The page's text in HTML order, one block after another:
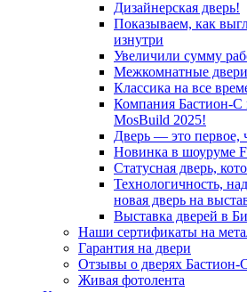
Дизайнерская дверь!
Показываем, как
изнутри
Увеличили сумму
Межкомнатные
Классика на все
Компания Бастион-С
MosBuild 2025!
Дверь — это первое,
Новинка в шоуруме
Статусная дверь,
Технологичность,
новая дверь на
Выставка дверей в
Наши сертификаты на
Гарантия на двери
Отзывы о дверях Бастион-
Живая фотолента